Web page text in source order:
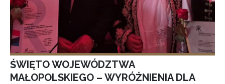
ŚWIĘTO WOJEWÓDZTWA
MAŁOPOLSKIEGO – WYRÓŻNIENIA DLA